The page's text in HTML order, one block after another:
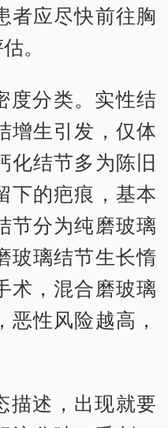
者应尽快前往胸
。
度分类。实性结
增生引发，仅体
化结节多为陈旧
下的疤痕，基本
节分为纯磨玻璃
玻璃结节生长惰
术，混合磨玻璃
性风险越高，
描述，出现就要